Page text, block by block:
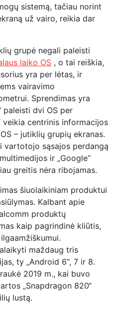
sistemą, tačiau norint
už vairo, reikia dar
grupė negali paleisti
laiko OS , o tai reiškia,
yra per lėtas, ir
vairavimo
Sprendimas yra
paleisti dvi OS per
veikia centrinis informacijos
– jutiklių grupių ekranas.
vartotojo sąsajos perdangą
ir „Google“
greitis nėra ribojamas.
šiuolaikiniam produktui
Kalbant apie
produktų
kaip pagrindinė kliūtis,
maždaug tris
ty „Android 6“, 7 ir 8.
2019 m., kai buvo
„Snapdragon 820“
lustą.